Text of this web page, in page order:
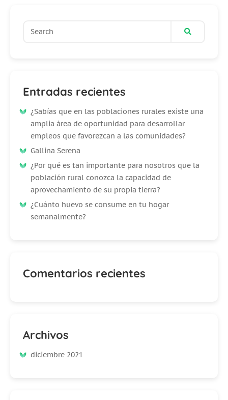
Entradas recientes
¿Sabías que en las poblaciones rurales existe una
amplia área de oportunidad para desarrollar
empleos que favorezcan a las comunidades?
Gallina Serena
¿Por qué es tan importante para nosotros que la
población rural conozca la capacidad de
aprovechamiento de su propia tierra?
¿Cuánto huevo se consume en tu hogar
semanalmente?
Comentarios recientes
Archivos
diciembre 2021